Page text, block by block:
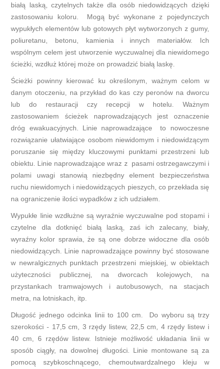
białą laską, czytelnych także dla osób niedowidzących dzięki
zastosowaniu koloru. Mogą być wykonane z pojedynczych
wypukłych elementów lub gotowych płyt wytworzonych z gumy,
poliuretanu, betonu, kamienia i innych materiałów. Ich
wspólnym celem jest utworzenie wyczuwalnej dla niewidomego
ścieżki, wzdłuż której może on prowadzić białą laskę.
Ścieżki powinny kierować ku określonym, ważnym celom w
danym otoczeniu, na przykład do kas czy peronów na dworcu
lub do restauracji czy recepcji w hotelu. Ważnym
zastosowaniem ścieżek naprowadzających jest oznaczenie
dróg ewakuacyjnych. Linie naprowadzające to nowoczesne
rozwiązanie ułatwiające osobom niewidomym i niedowidzącym
poruszanie się między kluczowymi punktami przestrzeni lub
obiektu. Linie naprowadzające wraz z pasami ostrzegawczymi i
polami uwagi stanowią niezbędny element bezpieczeństwa
ruchu niewidomych i niedowidzących pieszych, co przekłada się
na ograniczenie ilości wypadków z ich udziałem.
Wypukłe linie wzdłużne są wyraźnie wyczuwalne pod stopami i
czytelne dla dotknięć białą laską, zaś ich zalecany, biały,
wyraźny kolor sprawia, że są one dobrze widoczne dla osób
niedowidzących. Linie naprowadzające powinny być stosowane
w newralgicznych punktach przestrzeni miejskiej, w obiektach
użyteczności publicznej, na dworcach kolejowych, na
przystankach tramwajowych i autobusowych, na stacjach
metra, na lotniskach, itp.
Długość jednego odcinka linii to 100 cm. Do wyboru są trzy
szerokości - 17,5 cm, 3 rzędy listew, 22,5 cm, 4 rzędy listew i
40 cm, 6 rzędów listew. Istnieje możliwość układania linii w
sposób ciągły, na dowolnej długości. Linie montowane są za
pomocą szybkoschnącego, chemoutwardzalnego kleju w